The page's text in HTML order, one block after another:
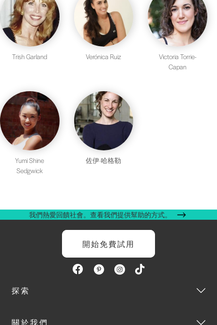
Trish Garland Verónica Ruiz
Victoria Torrie-
Capan
Yumi Shine
Sedgwick
佐伊·哈格勒
我們熱愛回饋社會。查看我們提供幫助的方式。
開始免費試用
探索
關於我們